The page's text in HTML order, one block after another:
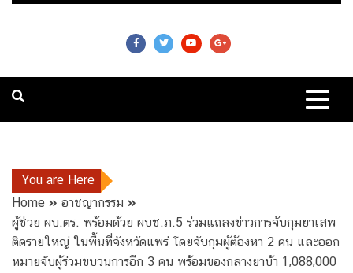
Police News For
Mass
You are Here
Home
อาชญากรรม
ผู้ช่วย ผบ.ตร. พร้อมด้วย ผบช.ภ.5 ร่วมแถลงข่าวการจับกุมยาเสพ
ติดรายใหญ่ ในพื้นที่จังหวัดแพร่ โดยจับกุมผู้ต้องหา 2 คน และออก
หมายจับผู้ร่วมขบวนการอีก 3 คน พร้อมของกลางยาบ้า 1,088,000